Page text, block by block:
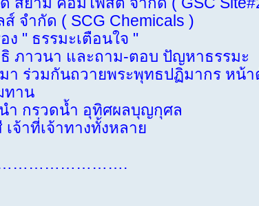
( SCG Chemicals )
" ธรรมะเตือนใจ "
ภาวนา และถาม-ตอบ ปัญหาธรรมะ
ร่วมกันถวายพระพุทธปฏิมากร หน้า
าน
น้ำ อุทิศผลบุญกุศล
าทางทั้งหลาย